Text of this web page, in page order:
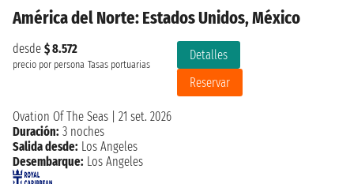
América del Norte: Estados Unidos, México
desde $ 8.572
precio por persona Tasas portuarias
Detalles
Reservar
Ovation Of The Seas
21 set. 2026
Duración: 3 noches
Salida desde: Los Angeles
Desembarque: Los Angeles